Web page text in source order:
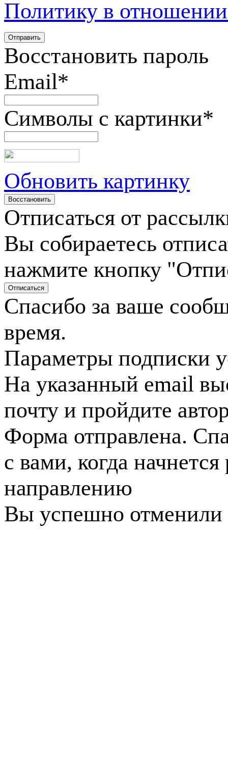
Политику в
Восстановить пароль
Email*
Символы с картинки*
Обновить картинку
Отписаться от
Вы собираетесь
нажмите кнопку
Спасибо за ваше
время.
Параметры подписки
На указанный email
почту и пройдите
Форма отправлена.
с вами, когда
направлению
Вы успешно отменили